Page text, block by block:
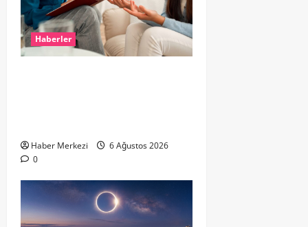
Haberler
Haber Merkezi
6 Ağustos 2026
0